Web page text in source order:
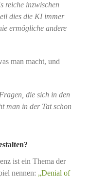
reiche inzwischen
dies die KI immer
ermögliche andere
man macht, und
die sich in den
man in der Tat schon
ist ein Thema der
nennen: „Denial of